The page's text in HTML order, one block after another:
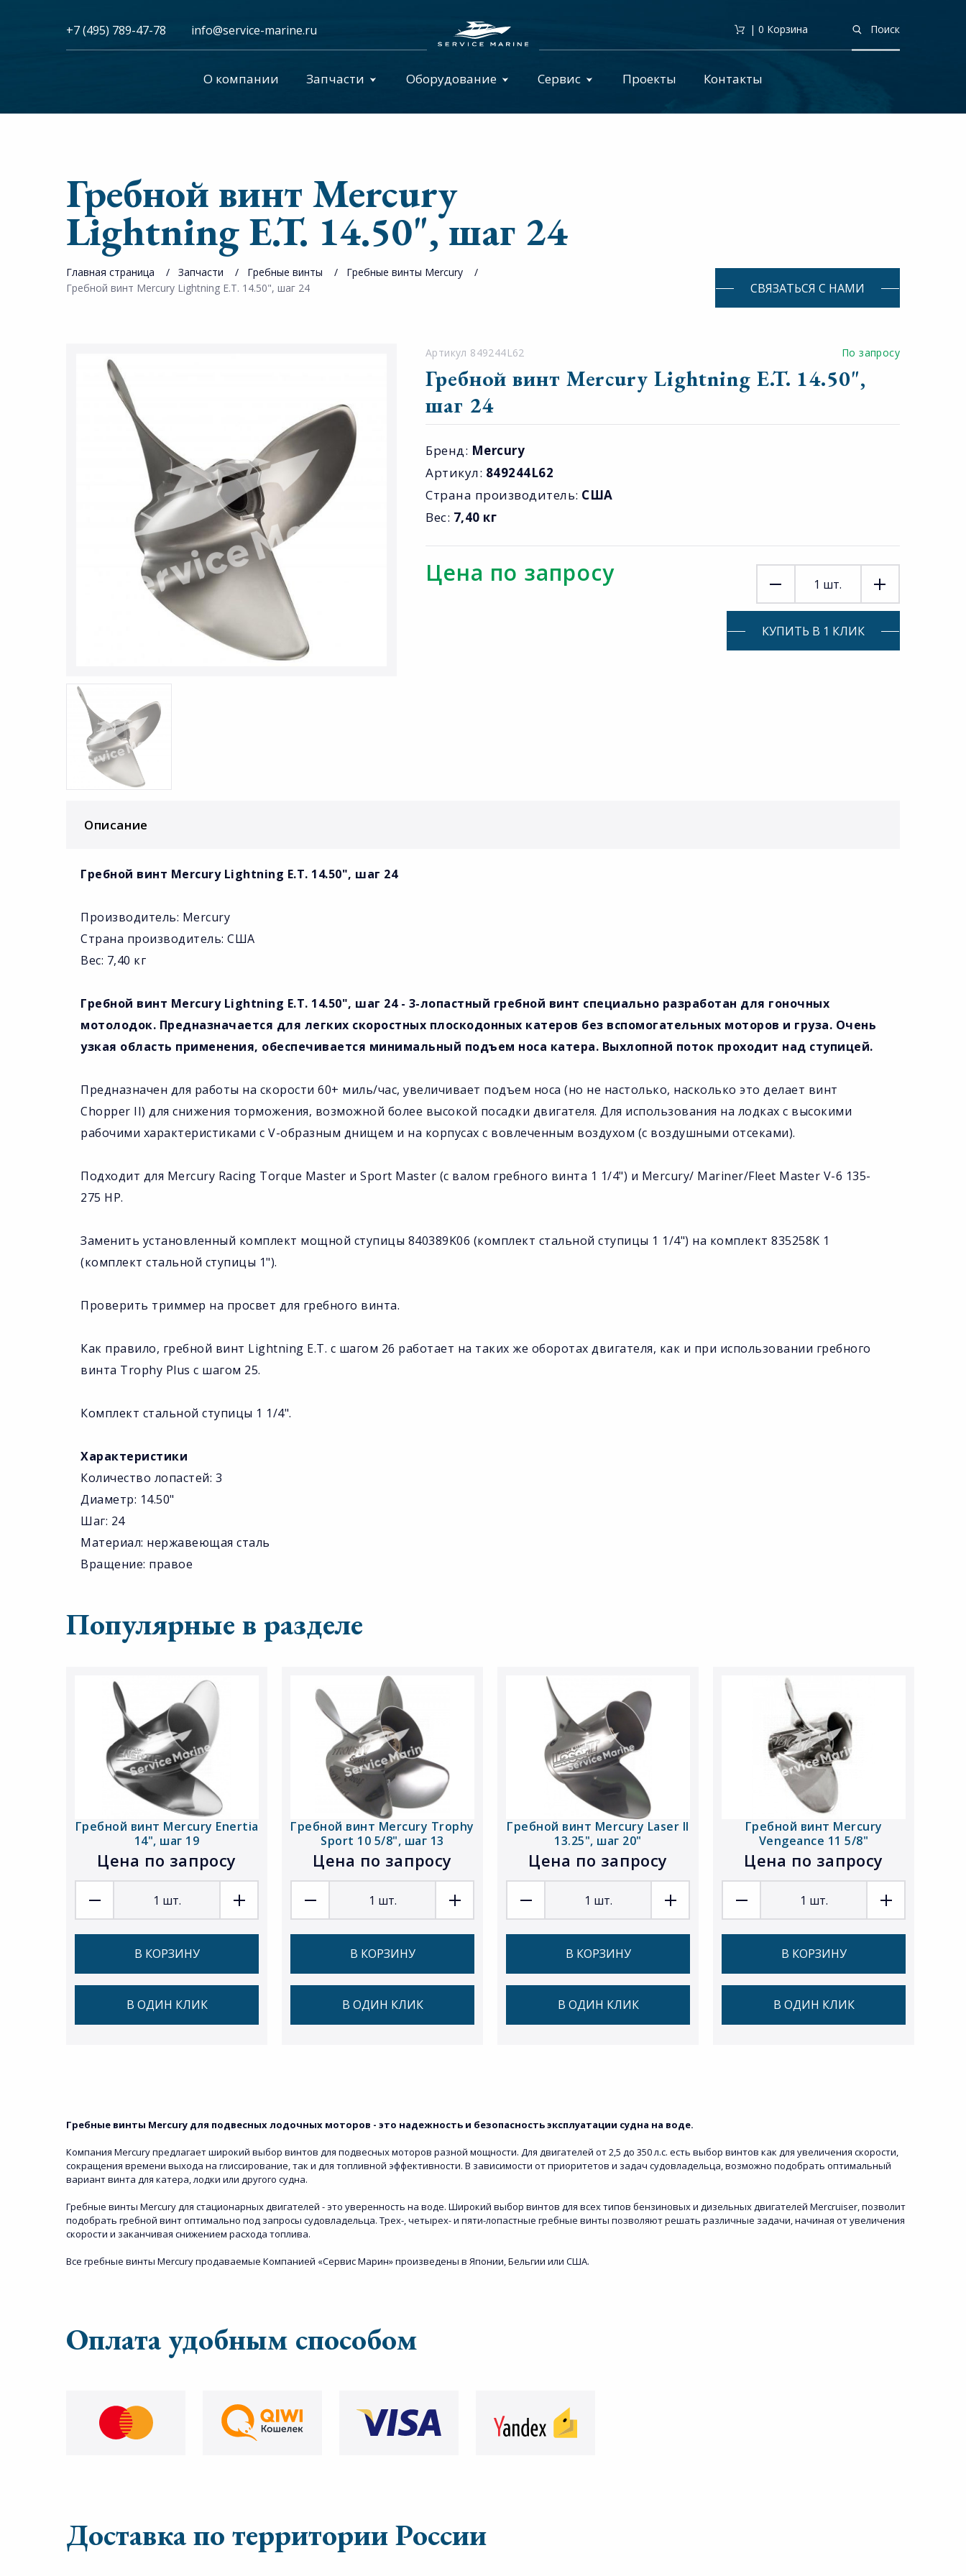
+7 (495) 789-47-78 info@service-marine.ru​​ Поиск
| 0 Корзина
О компании Запчасти Оборудование Сервис Проекты Контакты
Гребной винт Mercury
Lightning E.T. 14.50", шаг 24
Главная страница Запчасти Гребные винты
Гребные винты Mercury
Гребной винт Mercury Lightning E.T. 14.50", шаг 24
СВЯЗАТЬСЯ С НАМИ
Артикул 849244L62 По запросу
Гребной винт Mercury Lightning E.T. 14.50",
шаг 24
Бренд: Mercury
Артикул: 849244L62
Страна производитель: США
Вес: 7,40 кг
Цена по запросу 1 шт.
КУПИТЬ В 1 КЛИК
Описание
Гребной винт Mercury Lightning E.T. 14.50", шаг 24
Производитель: Mercury
Страна производитель: США
Вес: 7,40 кг
Гребной винт Mercury Lightning E.T. 14.50", шаг 24 - 3-лопастный гребной винт специально разработан для гоночных
мотолодок. Предназначается для легких скоростных плоскодонных катеров без вспомогательных моторов и груза. Очень
узкая область применения, обеспечивается минимальный подъем носа катера. Выхлопной поток проходит над ступицей.
Предназначен для работы на скорости 60+ миль/час, увеличивает подъем носа (но не настолько, насколько это делает винт
Chopper II) для снижения торможения, возможной более высокой посадки двигателя. Для использования на лодках с высокими
рабочими характеристиками с V-образным днищем и на корпусах с вовлеченным воздухом (с воздушными отсеками).
Подходит для Mercury Racing Torque Master и Sport Master (с валом гребного винта 1 1/4") и Mercury/ Mariner/Fleet Master V-6 135-
275 HP.
Заменить установленный комплект мощной ступицы 840389K06 (комплект стальной ступицы 1 1/4") на комплект 835258K 1
(комплект стальной ступицы 1").
Проверить триммер на просвет для гребного винта.
Как правило, гребной винт Lightning E.T. с шагом 26 работает на таких же оборотах двигателя, как и при использовании гребного
винта Trophy Plus с шагом 25.
Комплект стальной ступицы 1 1/4".
Характеристики
Количество лопастей: 3
Диаметр: 14.50"
Шаг: 24
Материал: нержавеющая сталь
Вращение: правое
Популярные в разделе
Гребной винт Mercury Enertia
14", шаг 19
Цена по запросу
1 шт.
В КОРЗИНУ
В ОДИН КЛИК
Гребной винт Mercury Trophy
Sport 10 5/8", шаг 13
Цена по запросу
1 шт.
В КОРЗИНУ
В ОДИН КЛИК
Гребной винт Mercury Laser II
13.25", шаг 20"
Цена по запросу
1 шт.
В КОРЗИНУ
В ОДИН КЛИК
Гребной винт Mercury
Vengeance 11 5/8"
Цена по запросу
1 шт.
В КОРЗИНУ
В ОДИН КЛИК
Гребные винты Mercury для подвесных лодочных моторов - это надежность и безопасность эксплуатации судна на воде.
Компания Mercury предлагает широкий выбор винтов для подвесных моторов разной мощности. Для двигателей от 2,5 до 350 л.с. есть выбор винтов как для увеличения скорости,
сокращения времени выхода на глиссирование, так и для топливной эффективности. В зависимости от приоритетов и задач судовладельца, возможно подобрать оптимальный
вариант винта для катера, лодки или другого судна.
Гребные винты Mercury для стационарных двигателей - это уверенность на воде. Широкий выбор винтов для всех типов бензиновых и дизельных двигателей Mercruiser, позволит
подобрать гребной винт оптимально под запросы судовладельца. Трех-, четырех- и пяти-лопастные гребные винты позволяют решать различные задачи, начиная от увеличения
скорости и заканчивая снижением расхода топлива.
Все гребные винты Mercury продаваемые Компанией «Сервис Марин» произведены в Японии, Бельгии или США.
Оплата удобным способом
Доставка по территории России